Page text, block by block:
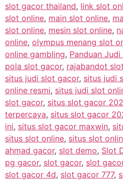
slot gacor thailand, link slot
slot online, main slot online,
slot online, mesin slot online,
online, olympus menang slot
online gambling, Panduan Judi
pola slot gacor, rajabandot
situs judi slot gacor, situs judi
online resmi, situs judi slot
slot gacor, situs slot gacor
terpercaya, situs slot gacor
ini, situs slot gacor maxwin,
situs slot online, situs slot
ahmad gacor, slot demo, Slot
pg gacor, slot gacor, slot
slot gacor 4d, slot gacor 777,